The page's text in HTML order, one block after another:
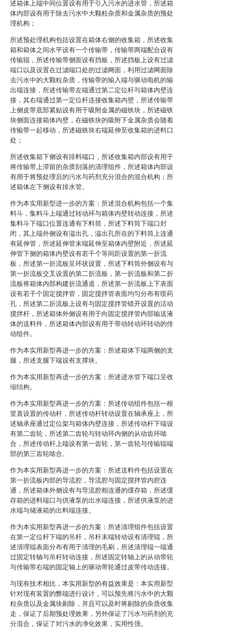
述箱体上端中间位置设有用于引入污水的进水管，所述箱
体内部设有用于除去污水中大颗粒杂质和金属杂质的预处
理机构；
所述预处理机构包括设置在箱体右侧的收集箱，所述收集
箱和箱体之间水平设有一个传输带，传输带两端配合设有
传输辊，所述传输带侧面设有挡板，所述挡板上设有过滤
端口以及设置在过滤端口处的过滤网面，利用过滤网面除
去污水中的大颗粒杂质，传输带的输入端与驱动电机的输
出端连接，所述传输带左端通过第二定位杆与箱体内壁连
接，其右端通过第一定位杆连接收集箱内壁，所述传输带
上侧皮带底部紧贴设有用于吸附金属的磁铁块，所述磁铁
块侧面连接箱体内壁，在磁铁块的吸附下金属杂质会随着
传输带一起移动，所述磁铁块右端延伸至收集箱的进料口
处；
所述收集箱下侧设有排料端口，所述收集箱内部设有用于
将传输带上滞留的杂质刮落的清理组件，所述箱体内部设
有用于将预处理后的污水与药剂充分混合的混合机构；所
述箱体左下侧设有排水管。
作为本实用新型进一步的方案：所述混合机构包括一个集
料斗，集料斗上端通过转动环与箱体内壁转动连接，所述
集料斗下端口位置连通有下料筒，所述下料筒下端口封
闭，其上端外侧设有溢出孔，溢出孔所在的下料筒上连通
有延伸管，所述延伸管末端延伸至箱体内壁附近，所述延
伸管下侧的箱体内壁设有若干个等间距设置的第一折流
板，所述第一折流板呈环状设置，所述下料筒外侧设有与
第一折流板交叉设置的第二折流板，第一折流板和第二折
流板将箱体内部构建折流通道，所述第一折流板上下表面
设有若干个固定搅拌管，固定搅拌管表面均匀分布有喷药
孔，所述第二折流板上设有与固定搅拌管错开设置的活动
搅拌杆，所述箱体外侧设有用于向固定搅拌管内部输送液
体的送料件，所述箱体内部设有用于带动转动环转动的传
动组件。
作为本实用新型再进一步的方案：所述箱体下端两侧的支
腿，所述支腿下端设有支撑块。
作为本实用新型再进一步的方案：所述进水管下端口呈收
缩结构。
作为本实用新型再进一步的方案：所述传动组件包括一根
竖直设置的传动杆，所述传动杆转动设置在轴承座上，所
述轴承座通过定位架与箱体内壁连接，所述传动杆下端设
有第二齿轮，所述第二齿轮与转动环内侧的从动齿环啮
合，所述传动杆上端设有第一齿轮，第一齿轮与传输辊端
部的第三齿轮啮合。
作为本实用新型再进一步的方案：所述送料件包括设置在
第一折流板内部的导流腔，导流腔与固定搅拌管内腔连
通，所述箱体外侧设有与导流腔相连通的缓存箱，所述缓
存箱的进料端口与供液泵的出水端连接，所述供液泵的进
水端与储液箱的出料端连接。
作为本实用新型再进一步的方案：所述清理组件包括设置
在第一定位杆下端的吊杆，吊杆末端转动设有清理辊，所
述清理辊表面分布有用于清理的毛刷，所述清理辊一端通
过固定转轴与吊杆转动连接，所述固定转轴上的从动带轮
与传输带右端的固定轴上的驱动带轮通过皮带传动连接。
与现有技术相比，本实用新型的有益效果是：本实用新型
针对现有装置的弊端进行设计，可以预先将污水中的大颗
粒杂质以及金属块剔除，并且可以及时将剔除的杂质收集
走，保证了后期预处理效果，另外保证了污水与药剂的充
分混合，保证了对污水的净化效果，实用性强。